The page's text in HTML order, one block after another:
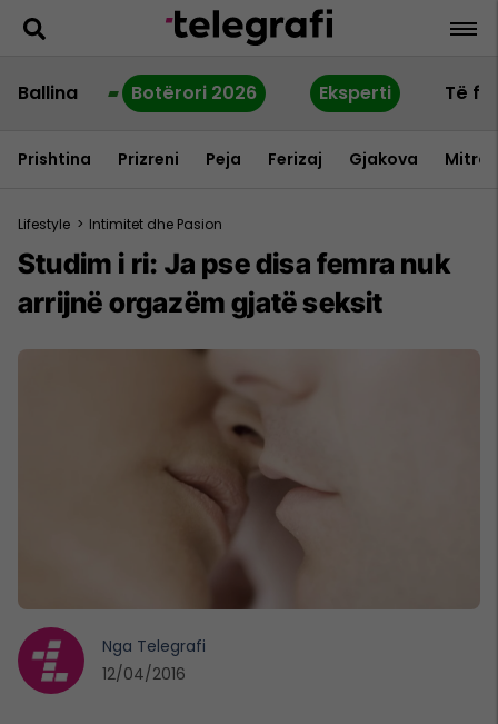
Ballina Botërori 2026 Eksperti Të
Prishtina Prizreni Peja Ferizaj Gjakova
Lifestyle > Intimitet dhe Pasion
Studim i ri: Ja pse disa femra nuk
arrijnë orgazëm gjatë seksit
Nga Telegrafi
12/04/2016